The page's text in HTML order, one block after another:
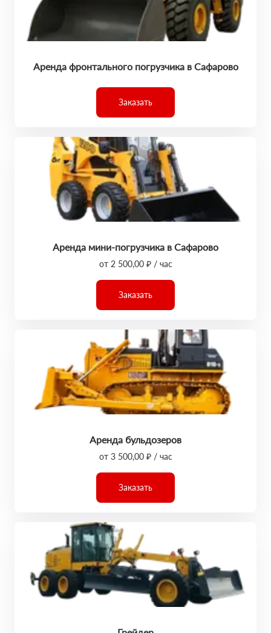
Аренда фронтального погрузчика в Сафарово
Заказать
Аренда мини-погрузчика в Сафарово
от 2 500,00 ₽ / час
Заказать
Аренда бульдозеров
от 3 500,00 ₽ / час
Заказать